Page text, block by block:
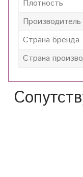
Плотность
Производитель
Страна бренда
Страна